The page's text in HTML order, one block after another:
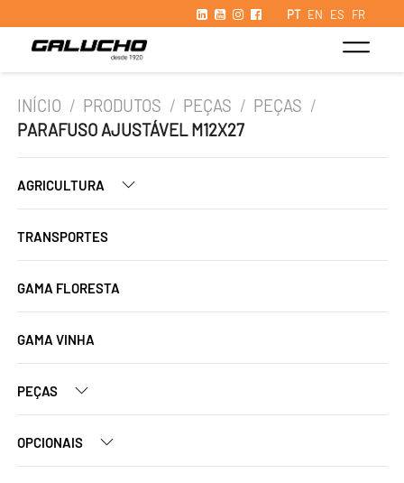
PT EN ES FR
INÍCIO / PRODUTOS / PEÇAS / PEÇAS /
PARAFUSO AJUSTÁVEL M12X27
AGRICULTURA
TRANSPORTES
GAMA FLORESTA
GAMA VINHA
PEÇAS
OPCIONAIS